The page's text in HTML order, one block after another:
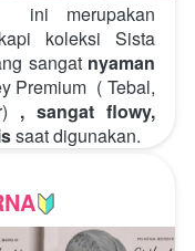
ini merupakan
koleksi Sista
sangat nyaman
Premium
  ( Tebal,
, sangat flowy,
saat digunakan.